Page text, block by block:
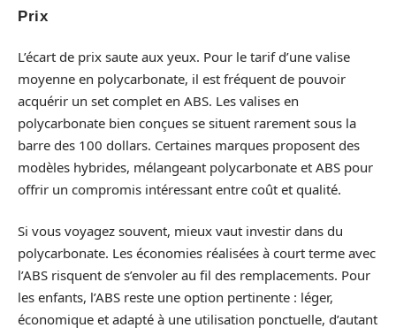
Prix
L’écart de prix saute aux yeux. Pour le tarif d’une valise
moyenne en polycarbonate, il est fréquent de pouvoir
acquérir un set complet en ABS. Les valises en
polycarbonate bien conçues se situent rarement sous la
barre des 100 dollars. Certaines marques proposent des
modèles hybrides, mélangeant polycarbonate et ABS pour
offrir un compromis intéressant entre coût et qualité.
Si vous voyagez souvent, mieux vaut investir dans du
polycarbonate. Les économies réalisées à court terme avec
l’ABS risquent de s’envoler au fil des remplacements. Pour
les enfants, l’ABS reste une option pertinente : léger,
économique et adapté à une utilisation ponctuelle, d’autant